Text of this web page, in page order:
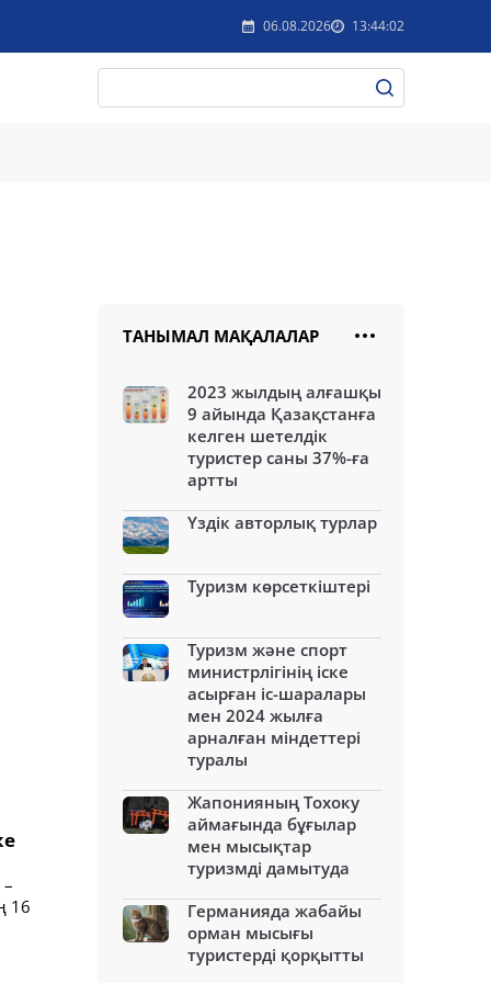
06.08.2026 13:44:02
16
ТАНЫМАЛ МАҚАЛАЛАР
2023 жылдың алғашқы
9 айында Қазақстанға
келген шетелдік
туристер саны 37%-ға
артты
Үздік авторлық турлар
Туризм көрсеткіштері
Туризм және спорт
министрлігінің іске
асырған іс-шаралары
мен 2024 жылға
арналған міндеттері
туралы
Жапонияның Тохоку
аймағында бұғылар
мен мысықтар
туризмді дамытуда
Германияда жабайы
орман мысығы
туристерді қорқытты